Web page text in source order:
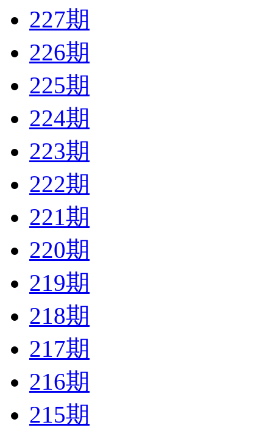
227期
226期
225期
224期
223期
222期
221期
220期
219期
218期
217期
216期
215期